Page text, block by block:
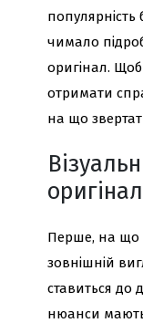
популярність
чимало
оригінал.
отримати
на що
Перше, на що
зовнішній
ставиться до
нюанси